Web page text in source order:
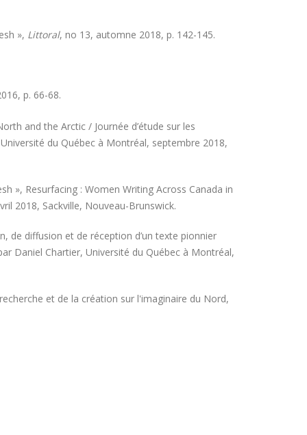
», Littoral, no 13, automne 2018, p. 142-145.
p. 66-68.
and the Arctic / Journée d’étude sur les
du Québec à Montréal, septembre 2018,
», Resurfacing : Women Writing Across Canada in
2018, Sackville, Nouveau-Brunswick.
de diffusion et de réception d’un texte pionnier
Daniel Chartier, Université du Québec à Montréal,
et de la création sur l'imaginaire du Nord,